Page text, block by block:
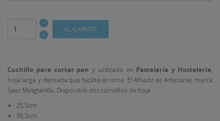
AL CARRITO
Cuchillo para cortar pan y utilizado en Pastelería y Hostelería,
hoja larga y dentada que facilita el corte. El Afilado es Artesanal, marca
Saez Minglanilla. Disponible dos tamaños de hoja:
25,5cm
30,5cm